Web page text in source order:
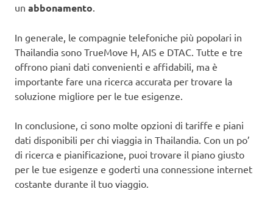
un abbonamento.
In generale, le compagnie telefoniche più popolari in
Thailandia sono TrueMove H, AIS e DTAC. Tutte e tre
offrono piani dati convenienti e affidabili, ma è
importante fare una ricerca accurata per trovare la
soluzione migliore per le tue esigenze.
In conclusione, ci sono molte opzioni di tariffe e piani
dati disponibili per chi viaggia in Thailandia. Con un po’
di ricerca e pianificazione, puoi trovare il piano giusto
per le tue esigenze e goderti una connessione internet
costante durante il tuo viaggio.